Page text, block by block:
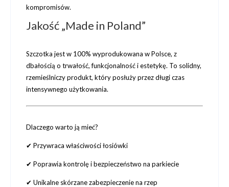
kompromisów.
Jakość „Made in Poland”
Szczotka jestw 100% wyprodukowana w Polsce, z
dbałością o trwałość, funkcjonalność i estetykę. To solidny,
rzemieślniczy produkt, który posłuży przez długi czas
intensywnego użytkowania.
Dlaczego warto ją mieć?
✔ Przywraca właściwości łosiówki
✔ Poprawia kontrolę i bezpieczeństwo na parkiecie
✔ Unikalne skórzane zabezpieczenie na rzep